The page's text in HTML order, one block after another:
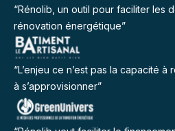
“Rénolib, un outil pour faciliter les
rénovation énergétique”
“L’enjeu ce n’est pas la capacité à
à s’approvisionner”